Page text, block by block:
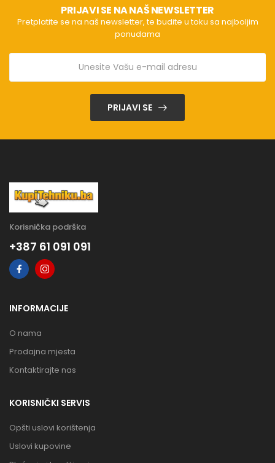
PRIJAVI SE NA NAŠ NEWSLETTER
Pretplatite se na naš newsletter, te budite u toku sa najboljim
ponudama
PRIJAVI SE
Korisnička podrška
+387 61 091 091
INFORMACIJE
O nama
Prodajna mjesta
Kontaktirajte nas
KORISNIČKI SERVIS
Opšti uslovi korištenja
Uslovi kupovine